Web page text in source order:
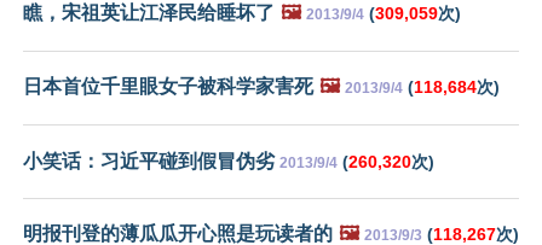
瞧，宋祖英让江泽民给睡坏了 🖼️ 2013/9/4 (309,059次)
日本首位千里眼女子被科学家害死 🖼️ 2013/9/4 (118,684次)
小笑话：习近平碰到假冒伪劣 2013/9/4 (260,320次)
明报刊登的薄瓜瓜开心照是玩读者的 🖼️ 2013/9/3 (118,267次)